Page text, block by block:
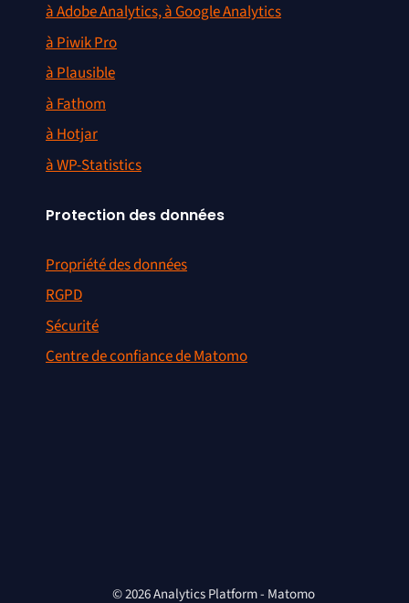
à Adobe Analytics, à Google Analytics
à Piwik Pro
à Plausible
à Fathom
à Hotjar
à WP-Statistics
Protection des données
Propriété des données
RGPD
Sécurité
Centre de confiance de Matomo
© 2026 Analytics Platform - Matomo